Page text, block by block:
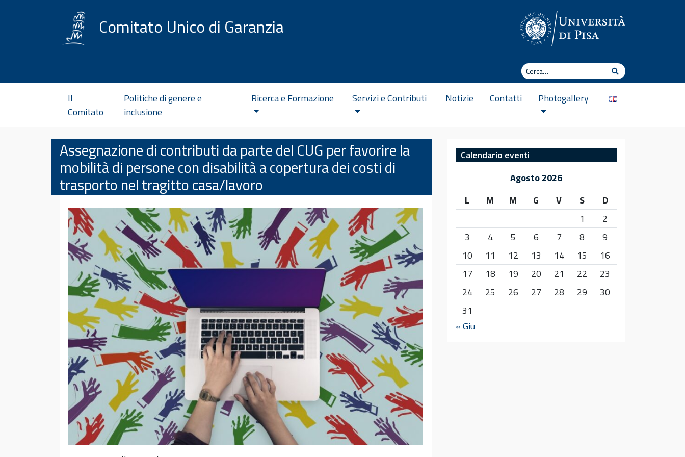
Comitato Unico di Garanzia
Cerca
Cerca
Il
Comitato
Politiche di genere e
inclusione
Ricerca e Formazione Servizi e Contributi Notizie Contatti Photogallery
Assegnazione di contributi da parte del CUG per favorire la
mobilità di persone con disabilità a copertura dei costi di
trasporto nel tragitto casa/lavoro
Calendario eventi
Agosto 2026
L
M M G V S
D
1
2
3
4 5 6 7 8
9
10
11 12 13 14 15
16
17
18 19 20 21 22
23
24
25 26 27 28 29
30
31
« Giu